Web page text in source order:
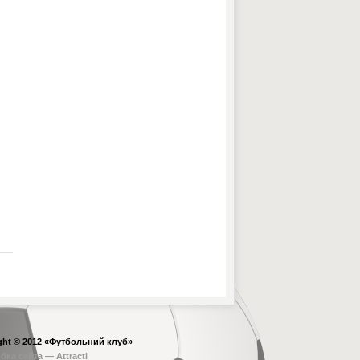
© 2012 «Футбольний клуб»
сайта — Attracti